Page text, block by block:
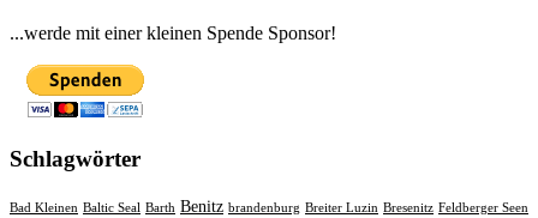
...werde mit einer kleinen Spende Sponsor!
Schlagwörter
Bad Kleinen Baltic Seal Barth Benitz brandenburg Breiter Luzin Bresenitz Feldberger Seen